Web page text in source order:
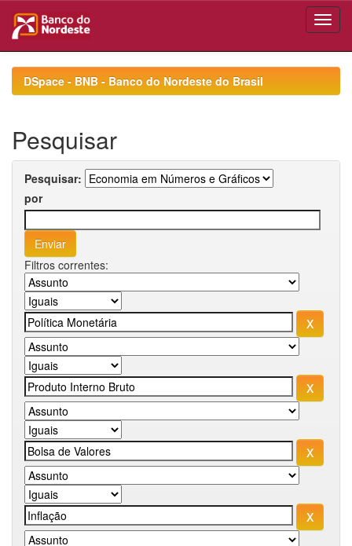
navigationDSpace - BNB - Banco do Nordeste do Brasil
Pesquisar
Pesquisar:
por
Filtros correntes: